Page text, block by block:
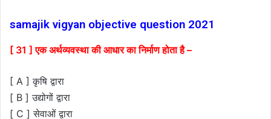
samajik vigyan objective question 2021
[ 31 ] एक अर्थव्यवस्था की आधार का निर्माण होता है –
[ A ] कृषि द्वारा
[ B ] उद्योगों द्वारा
[ C ] सेवाओं द्वारा